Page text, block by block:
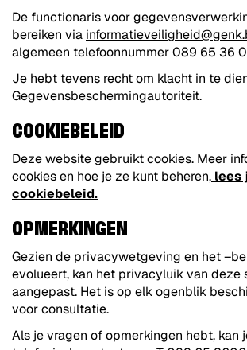
De functionaris voor
bereiken via
algemeen telefoonnummer 089 65 36
Je hebt tevens recht om klacht in te
Gegevensbeschermingautoriteit.
COOKIEBELEID
Deze website gebruikt cookies. Meer
cookies en hoe je ze kunt beheren, lees
cookiebeleid.
OPMERKINGEN
Gezien de privacywetgeving en het
evolueert, kan het privacyluik van deze
aangepast. Het is op elk ogenblik
voor consultatie.
Als je vragen of opmerkingen hebt, kan